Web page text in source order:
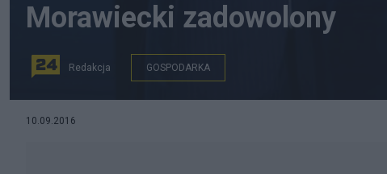
Morawiecki zadowolony
Redakcja GOSPODARKA
10.09.2016